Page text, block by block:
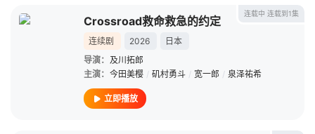
连载中 连载到1集
Crossroad救命救急的约定
连续剧 2026
日本
导演： 及川拓郎
主演： 今田美樱 / 矶村勇斗 / 宽一郎 / 泉泽祐希
立即播放